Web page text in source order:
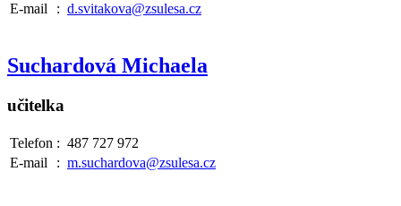
E-mail
: d.svitakova@zsulesa.cz
Suchardová Michaela
učitelka
Telefon : 487 727 972
E-mail
: m.suchardova@zsulesa.cz